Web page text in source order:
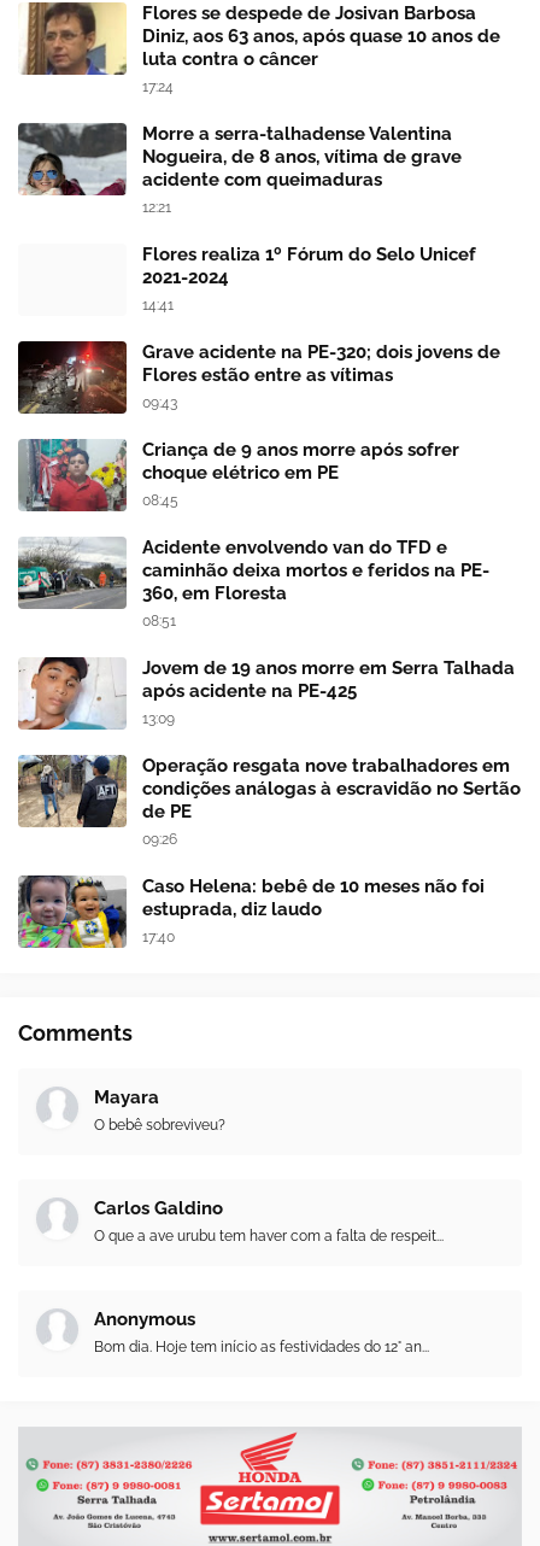
Flores se despede de Josivan Barbosa
Diniz, aos 63 anos, após quase 10 anos de
luta contra o câncer
17:24
Morre a serra-talhadense Valentina
Nogueira, de 8 anos, vítima de grave
acidente com queimaduras
12:21
Flores realiza 1º Fórum do Selo Unicef
2021-2024
14:41
Grave acidente na PE-320; dois jovens de
Flores estão entre as vítimas
09:43
Criança de 9 anos morre após sofrer
choque elétrico em PE
08:45
Acidente envolvendo van do TFD e
caminhão deixa mortos e feridos na PE-
360, em Floresta
08:51
Jovem de 19 anos morre em Serra Talhada
após acidente na PE-425
13:09
Operação resgata nove trabalhadores em
condições análogas à escravidão no Sertão
de PE
09:26
Caso Helena: bebê de 10 meses não foi
estuprada, diz laudo
17:40
Comments
Mayara
O bebê sobreviveu?
Carlos Galdino
O que a ave urubu tem haver com a falta de respeit...
Anonymous
Bom dia. Hoje tem início as festividades do 12° an...